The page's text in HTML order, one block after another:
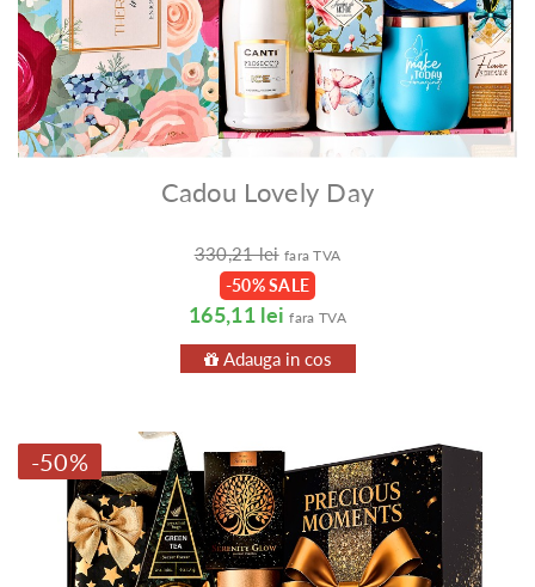
Cadou Lovely Day
330,21 lei fara TVA
-50% SALE
165,11 lei fara TVA
Adauga in cos
-50%